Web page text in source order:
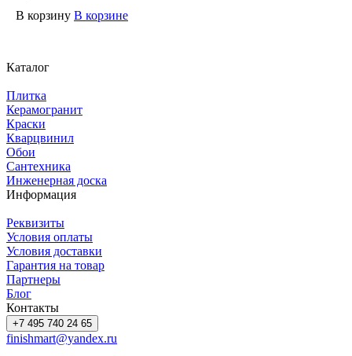
В корзину В корзине
Каталог
Плитка
Керамогранит
Краски
Кварцвинил
Обои
Сантехника
Инженерная доска
Информация
Реквизиты
Условия оплаты
Условия доставки
Гарантия на товар
Партнеры
Блог
Контакты
+7 495 740 24 65
finishmart@yandex.ru